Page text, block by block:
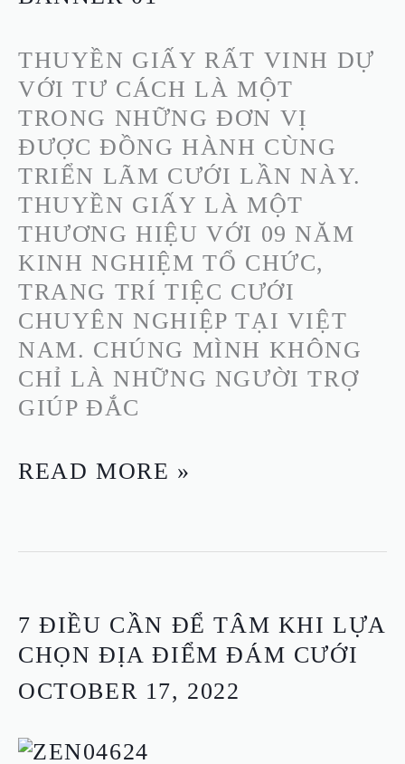
THUYỀN GIẤY RẤT VINH DỰ
VỚI TƯ CÁCH LÀ MỘT
TRONG NHỮNG ĐƠN VỊ
ĐƯỢC ĐỒNG HÀNH CÙNG
TRIỂN LÃM CƯỚI LẦN NÀY.
THUYỀN GIẤY LÀ MỘT
THƯƠNG HIỆU VỚI 09 NĂM
KINH NGHIỆM TỔ CHỨC,
TRANG TRÍ TIỆC CƯỚI
CHUYÊN NGHIỆP TẠI VIỆT
NAM. CHÚNG MÌNH KHÔNG
CHỈ LÀ NHỮNG NGƯỜI TRỢ
GIÚP ĐẮC
READ MORE »
7 ĐIỀU CẦN ĐỂ TÂM KHI LỰA
CHỌN ĐỊA ĐIỂM ĐÁM CƯỚI
OCTOBER 17, 2022
7
ĐIỀU
CẦN
TÂM